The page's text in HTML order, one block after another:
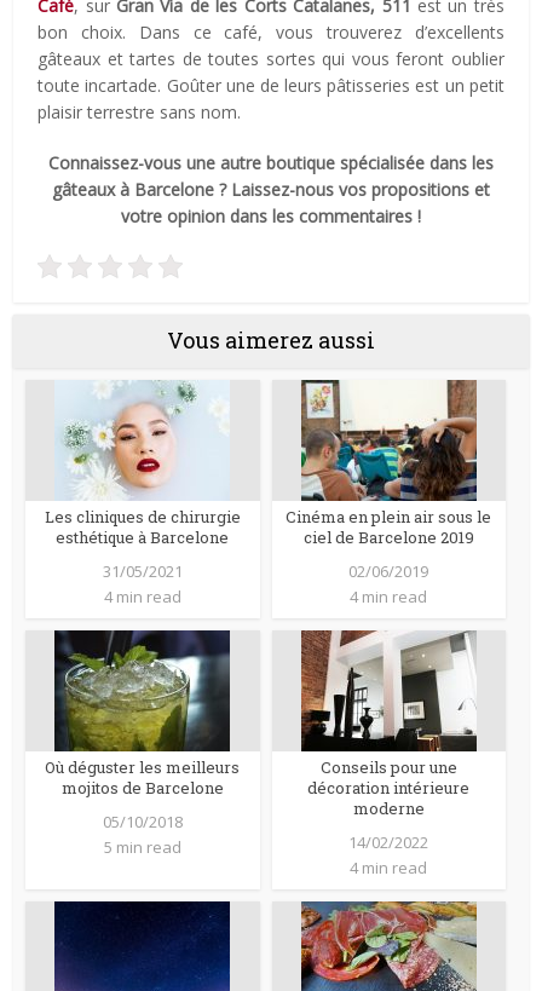
Café, sur Gran Vía de les Corts Catalanes, 511 est un très
bon choix. Dans ce café, vous trouverez d’excellents
gâteaux et tartes de toutes sortes qui vous feront oublier
toute incartade. Goûter une de leurs pâtisseries est un petit
plaisir terrestre sans nom.
Connaissez-vous une autre boutique spécialisée dans les
gâteaux à Barcelone ? Laissez-nous vos propositions et
votre opinion dans les commentaires !
Vous aimerez aussi
Les cliniques de chirurgie
esthétique à Barcelone
31/05/2021
4 min read
Cinéma en plein air sous le
ciel de Barcelone 2019
02/06/2019
4 min read
Où déguster les meilleurs
mojitos de Barcelone
05/10/2018
5 min read
Conseils pour une
décoration intérieure
moderne
14/02/2022
4 min read